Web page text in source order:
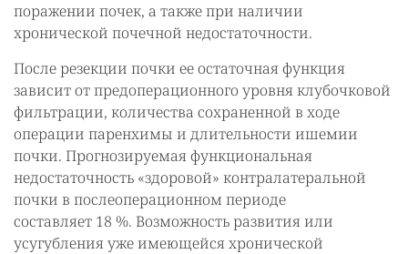
поражении почек, а также при наличии
хронической почечной недостаточности.
После резекции почки ее остаточная функция
зависит от предоперационного уровня клубочковой
фильтрации, количества сохраненной в ходе
операции паренхимы и длительности ишемии
почки. Прогнозируемая функциональная
недостаточность «здоровой» контралатеральной
почки в послеоперационном периоде
составляет 18 %. Возможность развития или
усугубления уже имеющейся хронической